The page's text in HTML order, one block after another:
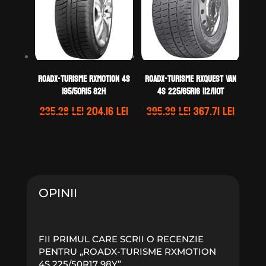
ROADX-TURISME RXMOTION 4S
195/50R15 82H
235.28leiPrețul
204.16leiPrețul
ROADX-TURISME RXQUEST VAN
4S 225/65R16 112/110T
395.39leiPrețul
367.71leiPrețul
OPINII
FII PRIMUL CARE SCRII O RECENZIE
PENTRU „ROADX-TURISME RXMOTION